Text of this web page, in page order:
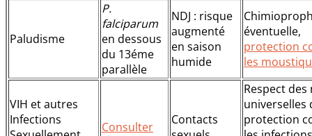
Paludisme
P.
falciparum
en dessous
du 13éme
parallèle
NDJ : risque
augmenté
en saison
humide
éventuelle,
protection
les
VIH et autres
Infections
Consulter
Contacts
Respect des
universelles
protection